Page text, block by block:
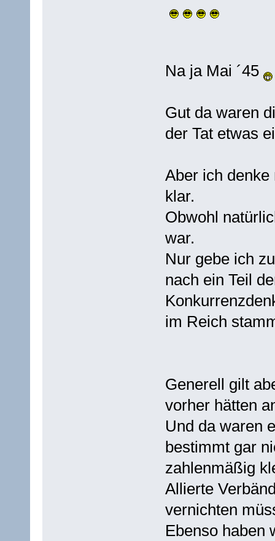
Na ja Mai ´45
Gut da waren
der Tat etwas
Aber ich
klar.
Obwohl
war.
Nur gebe ich
nach ein Teil
im Reich
Generell gilt
vorher hätten
Und da waren
bestimmt gar
zahlenmäßig
Allierte
vernichten
Ebenso haben